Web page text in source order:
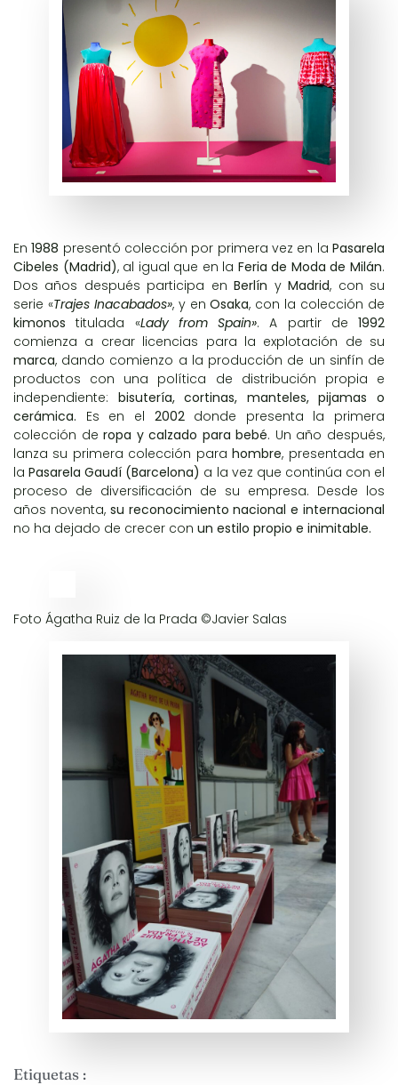
En1988 presentó colección por primera vez en la Pasarela
Cibeles (Madrid), al igual que en la Feria de Moda de Milán.
Dos años después participa enBerlín yMadrid, con su
serie «Trajes Inacabados», y enOsaka, con la colección de
kimonostitulada «Lady from Spain». A partir de 1992
comienza a crear licencias para la explotación de su
marca, dando comienzo a la producción de un sinfín de
productos con una política de distribución propia e
independiente: bisutería, cortinas, manteles, pijamas o
cerámica. Es en el 2002 donde presenta la primera
colección deropa y calzado para bebé. Un año después,
lanza su primera colección parahombre, presentada en
laPasarela Gaudí (Barcelona) a la vez que continúa con el
proceso de diversificación de su empresa. Desde los
años noventa, su reconocimiento nacional e internacional
no ha dejado de crecer con un estilo propio e inimitable.
Foto Ágatha Ruiz de la Prada ©Javier Salas
Etiquetas :